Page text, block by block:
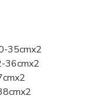
35cmx2
36cmx2